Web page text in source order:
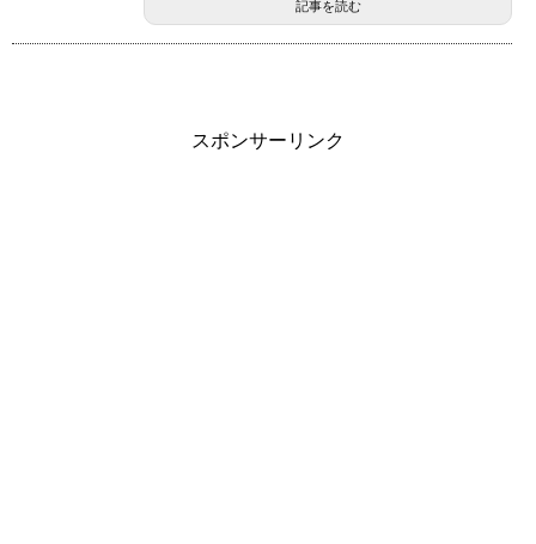
記事を読む
スポンサーリンク